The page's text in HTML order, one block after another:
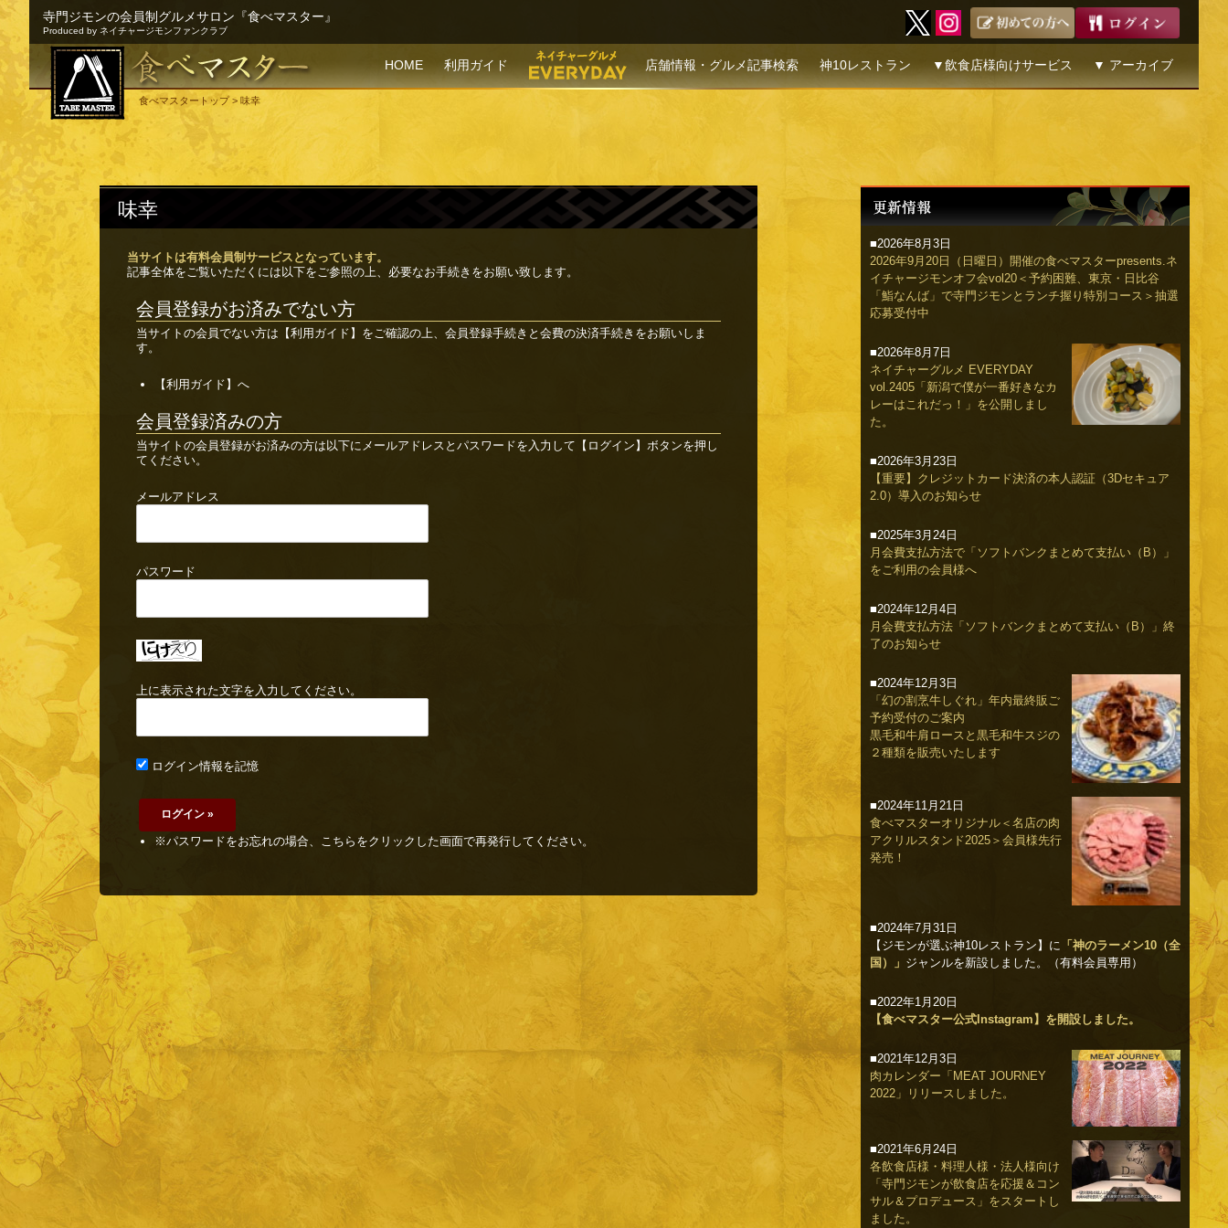
寺門ジモンの会員制グルメサロン『食べマスター』
Produced by ネイチャージモンファンクラブ
HOME 利用ガイド 店舗情報・グルメ記事検索 神10レストラン ▼飲食店様向けサービス ▼ アーカイブ
食べマスタートップ> 味幸
味幸
当サイトは有料会員制サービスとなっています。
記事全体をご覧いただくには以下をご参照の上、必要なお手続きをお願い致します。
会員登録がお済みでない方
当サイトの会員でない方は 【利用ガイド】 をご確認の上、会員登録手続きと会費の決済手続きをお願いしま
す。
【利用ガイド】へ
会員登録済みの方
当サイトの会員登録がお済みの方は以下にメールアドレスとパスワードを入力して【ログイン】ボタンを押し
てください。
メールアドレス
パスワード
上に表示された文字を入力してください。
ログイン情報を記憶
※パスワードをお忘れの場合、こちらをクリックした画面で再発行してください。
■2026年8月3日
2026年9月20日（日曜日）開催の食べマスターpresents.ネ
イチャージモンオフ会vol20＜予約困難、東京・日比谷
「鮨なんば」で寺門ジモンとランチ握り特別コース＞抽選
応募受付中
■2026年8月7日
ネイチャーグルメ EVERYDAY
vol.2405「新潟で僕が一番好きなカ
レーはこれだっ！」を公開しまし
た。
■2026年3月23日
【重要】クレジットカード決済の本人認証（3Dセキュア
2.0）導入のお知らせ
■2025年3月24日
月会費支払方法で「ソフトバンクまとめて支払い（B）」
をご利用の会員様へ
■2024年12月4日
月会費支払方法「ソフトバンクまとめて支払い（B）」終
了のお知らせ
■2024年12月3日
「幻の割烹牛しぐれ」年内最終販ご
予約受付のご案内
黒毛和牛肩ロースと黒毛和牛スジの
２種類を販売いたします
■2024年11月21日
食べマスターオリジナル＜名店の肉
アクリルスタンド2025＞会員様先行
発売！
■2024年7月31日
【ジモンが選ぶ神10レストラン】に 「神のラーメン10（全
国）」 ジャンルを新設しました。（有料会員専用）
■2022年1月20日
【食べマスター公式Instagram】を開設しました。
■2021年12月3日
肉カレンダー「MEAT JOURNEY
2022」リリースしました。
■2021年6月24日
各飲食店様・料理人様・法人様向け
「寺門ジモンが飲食店を応援＆コン
サル＆プロデュース」をスタートし
ました。